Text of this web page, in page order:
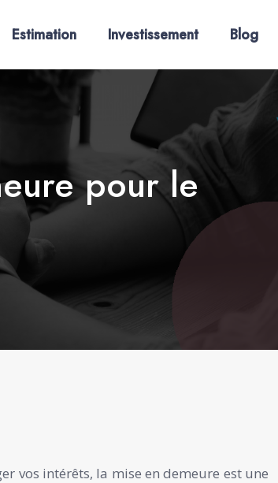
Estimation Investissement Blog
pour le
vos intérêts, la mise en demeure est une